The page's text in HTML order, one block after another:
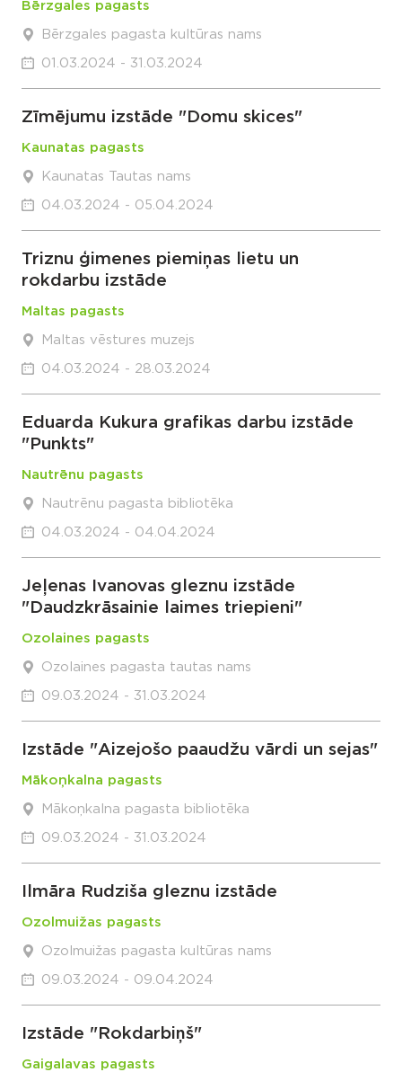
Bērzgales pagasts
Bērzgales pagasta kultūras nams
01.03.2024 - 31.03.2024
Zīmējumu izstāde "Domu skices"
Kaunatas pagasts
Kaunatas Tautas nams
04.03.2024 - 05.04.2024
Triznu ģimenes piemiņas lietu un
rokdarbu izstāde
Maltas pagasts
Maltas vēstures muzejs
04.03.2024 - 28.03.2024
Eduarda Kukura grafikas darbu izstāde
"Punkts"
Nautrēnu pagasts
Nautrēnu pagasta bibliotēka
04.03.2024 - 04.04.2024
Jeļenas Ivanovas gleznu izstāde
"Daudzkrāsainie laimes triepieni"
Ozolaines pagasts
Ozolaines pagasta tautas nams
09.03.2024 - 31.03.2024
Izstāde "Aizejošo paaudžu vārdi un sejas"
Mākoņkalna pagasts
Mākoņkalna pagasta bibliotēka
09.03.2024 - 31.03.2024
Ilmāra Rudziša gleznu izstāde
Ozolmuižas pagasts
Ozolmuižas pagasta kultūras nams
09.03.2024 - 09.04.2024
Izstāde "Rokdarbiņš"
Gaigalavas pagasts